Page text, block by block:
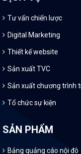
Tư vấn chiến lược
Digital Marketing
Thiết kế website
Sản xuất TVC
Sản xuất chương trình
Tổ chức sự kiện
SẢN PHẨM
Bảng quảng cáo nội đô